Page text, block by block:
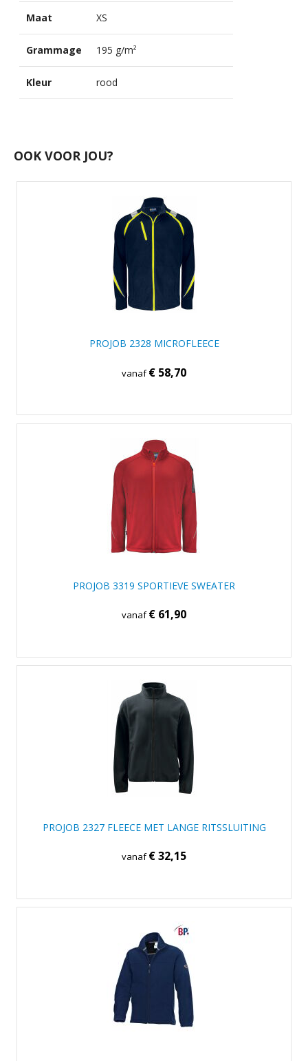
Maat XS
Grammage 195 g/m²
Kleur rood
OOK VOOR JOU?
PROJOB 2328 MICROFLEECE
vanaf€ 58,70
PROJOB 3319 SPORTIEVE SWEATER
vanaf€ 61,90
PROJOB 2327 FLEECE MET LANGE RITSSLUITING
vanaf€ 32,15